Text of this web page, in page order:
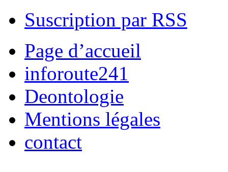
Suscription par RSS
Page d’accueil
inforoute241
Deontologie
Mentions légales
contact